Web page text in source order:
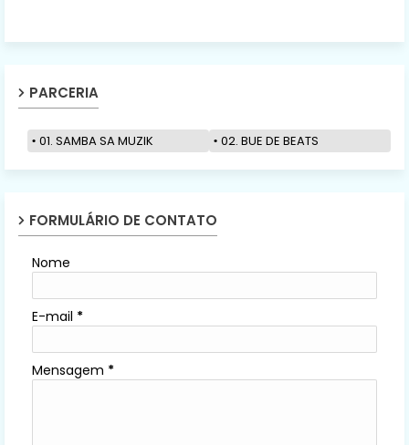
PARCERIA
01. SAMBA SA MUZIK 02. BUE DE BEATS
FORMULÁRIO DE CONTATO
Nome
E-mail *
Mensagem *